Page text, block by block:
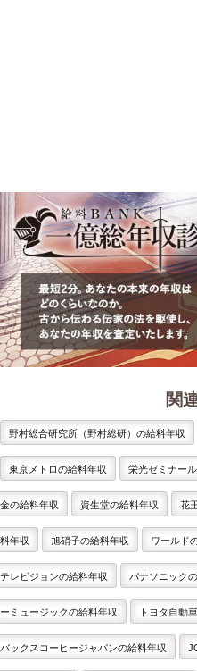
関
野村総合研究所（野村総研）の給料年収
東京メトロの給料年収 栄光ゼミナー
金の給料年収 資生堂の給料年収 花
料年収 旭硝子の給料年収 ワールド
テレビジョンの給料年収 パナソニック
ーミュージックの給料年収 トヨタ自動
バックスコーヒージャパンの給料年収